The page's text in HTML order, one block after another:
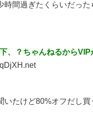
時間過ぎたくらいだっ
、？ちゃんねるから
いたけど80%オフだし買